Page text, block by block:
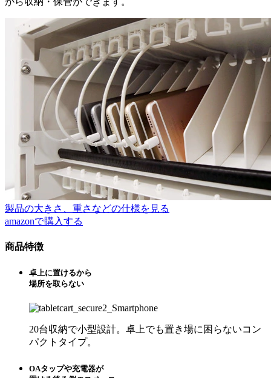
製品の大きさ、重さなどの仕様を見る
amazonで購入する
商品特徴
卓上に置けるから
場所を取らない
20台収納で小型設計。卓上でも置き場に困らないコン
パクトタイプ。
OAタップや充電器が